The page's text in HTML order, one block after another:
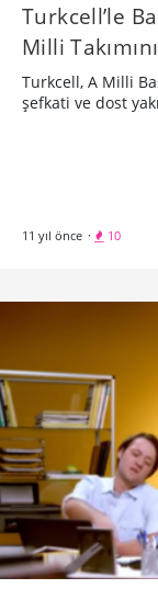
Turkcell’le
Milli
Turkcell, A Milli
şefkati ve dost
11 yıl önce · 10